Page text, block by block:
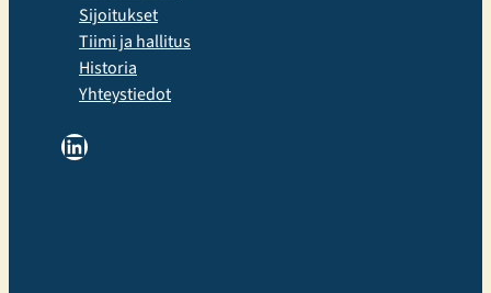
Sijoitukset
Tiimi ja hallitus
Historia
Yhteystiedot
LinkedIn